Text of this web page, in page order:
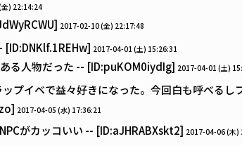
) 22:14:24
2017-02-10 (金) 22:17:48
[ID:DNKlf.1REHw] 2017-04-01 (土) 15:26:31
る人物だった -- [ID:puKOM0iydIg] 2017-04-01 (土)
プイベで益々好きになった。今回白も呼べるし
2017-04-05 (水) 17:36:21
がカッコいい -- [ID:aJHRABXskt2] 2017-04-06 (木)